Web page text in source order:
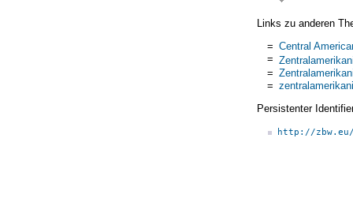
Links zu anderen
= Central
=
=
=
Persistenter
http://